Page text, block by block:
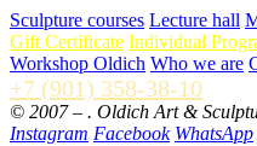
Sculpture courses Lecture hall
Gift Certificate Individual
Workshop Oldich Who we are
+7 (901) 358-38-10
© 2007 – . Oldich Art &
Instagram Facebook WhatsApp